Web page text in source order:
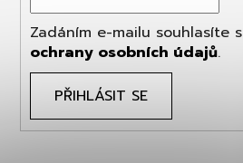
Zadáním e-mailu souhlasíte s
ochrany osobních údajů.
PŘIHLÁSIT SE